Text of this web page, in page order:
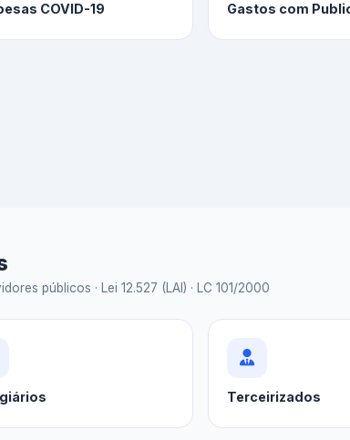
COVID-19 Gastos com
públicos · Lei 12.527 (LAI) · LC 101/2000
Terceirizados